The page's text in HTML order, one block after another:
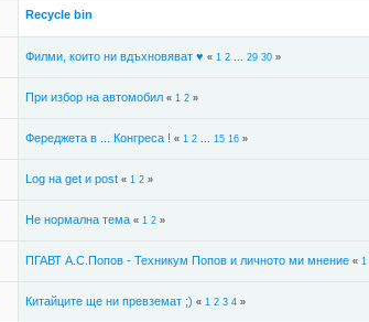
Recycle bin
Филми, които ни вдъхновяват ♥ « 1 2... 29 30»
При избор на автомобил « 1 2»
Фереджета в ... Конгреса ! « 1 2... 15 16»
Log на get и post « 1 2»
Не нормална тема « 1 2»
ПГАВТ А.С.Попов - Техникум Попов и личното ми мнение « 1
Китайците ще ни превземат ;) « 1 2 3 4»